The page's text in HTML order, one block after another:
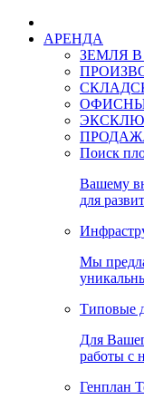
АРЕНДА
ЗЕМЛЯ
Поиск
Вашему
для
Мы
Типовые
Для
работы с
Генплан